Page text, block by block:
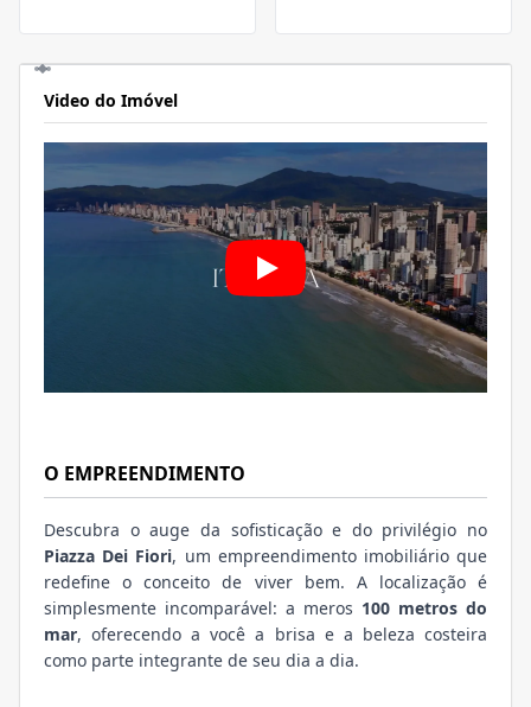
Video do Imóvel
O EMPREENDIMENTO
Descubra o auge da sofisticação e do privilégio no
Piazza Dei Fiori, um empreendimento imobiliário que
redefine o conceito de viver bem. A localização é
simplesmente incomparável: a meros 100 metros do
mar, oferecendo a você a brisa e a beleza costeira
como parte integrante de seu dia a dia.